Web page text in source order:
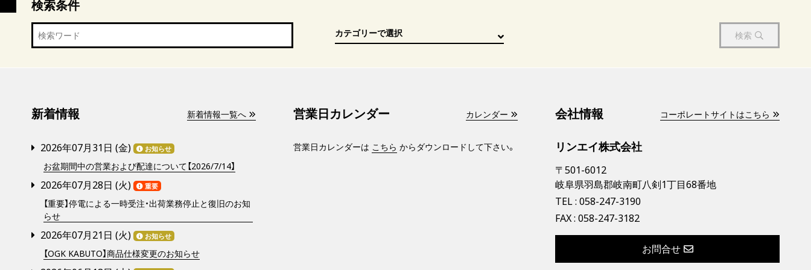
検索条件
検索
新着情報 新着情報一覧へ
2026年07月31日 (金) お知らせ
お盆期間中の営業および配達について【2026/7/14】
2026年07月28日 (火) 重要
【重要】停電による一時受注・出荷業務停止と復旧のお知
らせ
2026年07月21日 (火) お知らせ
【OGK KABUTO】商品仕様変更のお知らせ
営業日カレンダー カレンダー
営業日カレンダーは こちら からダウンロードして下さい。
会社情報 コーポレートサイトはこちら
リンエイ株式会社
〒501-6012
岐阜県羽島郡岐南町八剣1丁目68番地
TEL : 058-247-3190
FAX : 058-247-3182
お問合せ